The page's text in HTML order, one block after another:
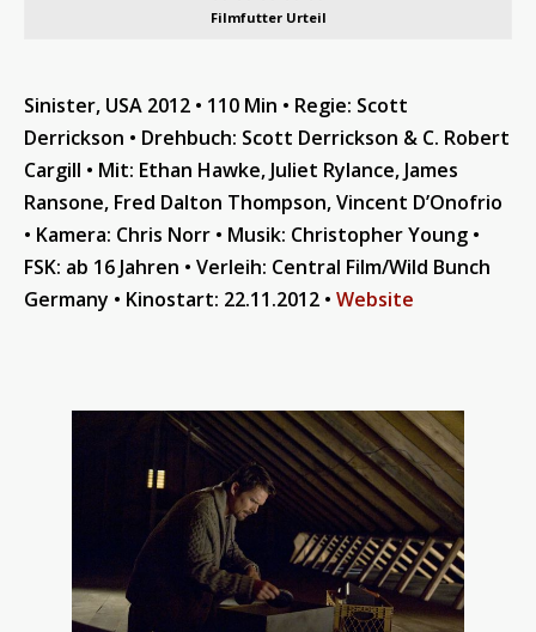
Filmfutter Urteil
Sinister, USA 2012 • 110 Min • Regie: Scott
Derrickson • Drehbuch: Scott Derrickson & C. Robert
Cargill • Mit: Ethan Hawke, Juliet Rylance, James
Ransone, Fred Dalton Thompson, Vincent D’Onofrio
• Kamera: Chris Norr • Musik: Christopher Young •
FSK: ab 16 Jahren • Verleih: Central Film/Wild Bunch
Germany • Kinostart: 22.11.2012 • Website